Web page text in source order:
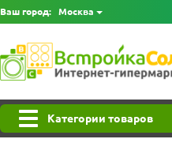
Ваш город: Москва
Категории товаров